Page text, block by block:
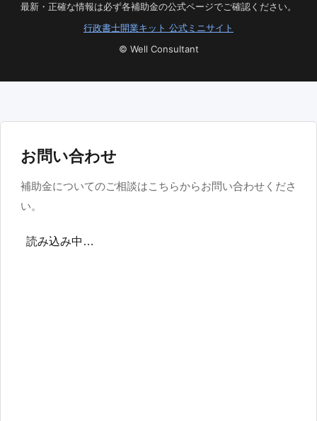
最新・正確な情報は必ず各補助金の公式ページでご確認ください。
行政書士開業キット 公式ミニサイト
© Well Consultant
お問い合わせ
補助金についてのご相談はこちらからお問い合わせくださ
い。